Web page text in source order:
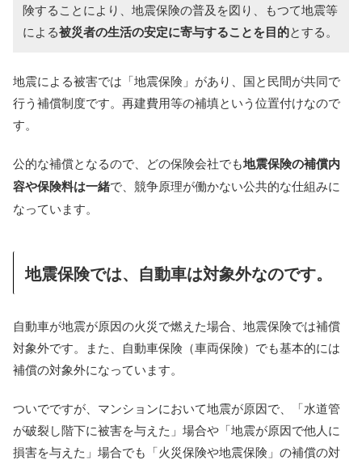
険することにより、地震保険の普及を図り、もつて地震等
による被災者の生活の安定に寄与することを目的とする。
地震による被害では「地震保険」があり、国と民間が共同で
行う補償制度です。再建費用等の補填という位置付けなので
す。
公的な補償となるので、どの保険会社でも地震保険の補償内
容や保険料は一緒で、競争原理が働かない公共的な仕組みに
なっています。
地震保険では、自動車は対象外なのです。
自動車が地震が原因の火災で燃えた場合、地震保険では補償
対象外です。また、自動車保険（車両保険）でも基本的には
補償の対象外になっています。
ついでですが、マンションにおいて地震が原因で、「水道管
が破裂し階下に被害を与えた」場合や「地震が原因で他人に
損害を与えた」場合でも「火災保険や地震保険」の補償の対